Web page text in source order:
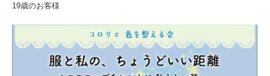
19歳のお客様